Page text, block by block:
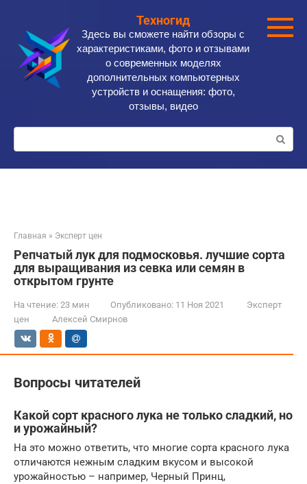
контенту
Техногид
Здесь вы сможете найти обзоры с
характеристиками, фото и отзывами
о современных моделях
дополнительных компьютерных
устройств и оснащения: фото,
отзывы, видео
Поиск:
Главная » Эксперт цен
Репчатый лук для подмосковья. лучшие сорта
для выращивания из севка или семян в
открытом грунте
На чтение: 23 мин Опубликовано: 11 Ноя 2021
Эксперт
цен
Алексей Смирнов
Вопросы читателей
Какой сорт красного лука не только сладкий, но
и урожайный?
На это можно ответить, что многие сорта красного лука
отличаются нежным сладким вкусом и высокой
урожайностью – например, Черный Принц,